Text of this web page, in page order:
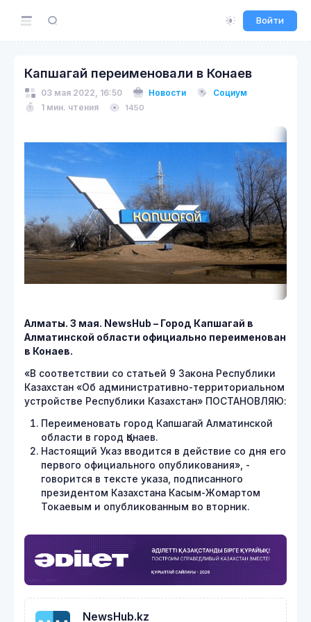
Войти
Капшагай переименовали в Конаев
03 мая 2022, 16:50 Новости
Социум
1 мин. чтения
1450
Алматы. 3 мая. NewsHub – Город Капшагай в
Алматинской области официально переименован
в Конаев.
«В соответствии со статьей 9 Закона Республики
Казахстан «Об административно-территориальном
устройстве Республики Казахстан» ПОСТАНОВЛЯЮ:
Переименовать город Капшагай Алматинской
области в город Қонаев.
Настоящий Указ вводится в действие со дня его
первого официального опубликования», -
говорится в тексте указа, подписанного
президентом Казахстана Касым-Жомартом
Токаевым и опубликованным во вторник.
NewsHub.kz